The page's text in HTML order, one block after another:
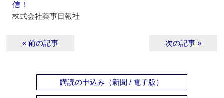
信！
株式会社薬事日報社
« 前の記事 次の記事 »
購読の申込み（新聞 / 電子版）